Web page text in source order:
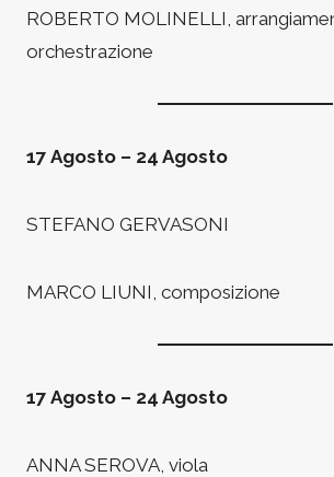
ROBERTO MOLINELLI,
orchestrazione
17 Agosto – 24 Agosto
STEFANO GERVASONI
MARCO LIUNI, composizione
17 Agosto – 24 Agosto
ANNA SEROVA, viola